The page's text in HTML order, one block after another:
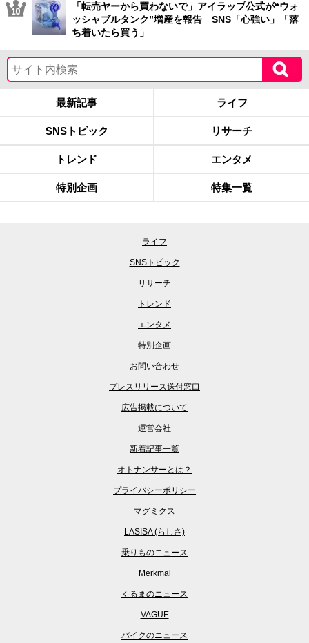
「転売ヤーから買わないで」アイラップ公式が“ウォ
ッシャブルタンク”増産を報告 SNS「心強い」「落
ち着いたら買う」
最新記事 ライフ
SNSトピック リサーチ
トレンド エンタメ
特別企画 特集一覧
ライフ
SNSトピック
リサーチ
トレンド
エンタメ
特別企画
お問い合わせ
プレスリリース送付窓口
広告掲載について
運営会社
新着記事一覧
オトナンサーとは？
プライバシーポリシー
マグミクス
LASISA (らしさ)
乗りものニュース
Merkmal
くるまのニュース
VAGUE
バイクのニュース